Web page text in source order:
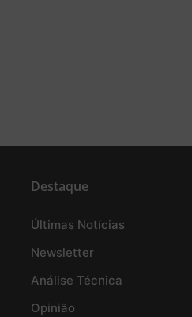
Destaque
Últimas Notícias
Newsletter
Análise Técnica
Opinião